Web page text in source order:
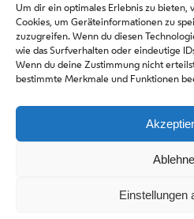
Um dir ein optimales Erlebnis zu bieten,
Cookies, um Geräteinformationen zu
zuzugreifen. Wenn du diesen
wie das Surfverhalten oder eindeutige
Wenn du deine Zustimmung nicht
bestimmte Merkmale und Funktionen
Einstellungen
Copyright stadt wien